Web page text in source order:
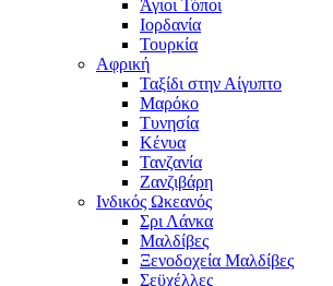
Άγιοι Τόποι
Ιορδανία
Τουρκία
Αφρική
Ταξίδι στην Αίγυπτο
Μαρόκο
Τυνησία
Κένυα
Τανζανία
Ζανζιβάρη
Ινδικός Ωκεανός
Σρι Λάνκα
Μαλδίβες
Ξενοδοχεία Μαλδίβες
Σεϋχέλλες